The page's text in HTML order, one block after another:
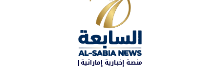
منصة إخبارية إماراتية|